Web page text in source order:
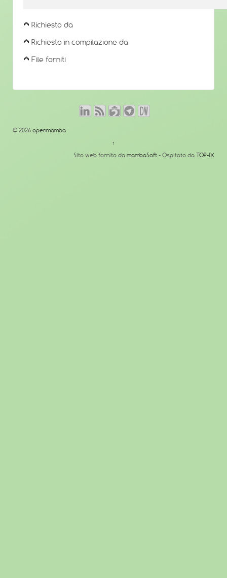
Richiesto da
Richiesto in compilazione da
File forniti
© 2026 openmamba
↑
Sito web fornito da mambaSoft - Ospitato da TOP-IX